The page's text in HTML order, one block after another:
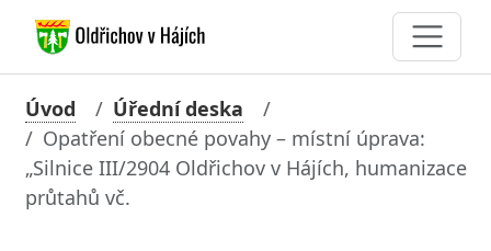
Úvod
Úřední deska
Opatření obecné povahy – místní úprava:
„Silnice III/2904 Oldřichov v Hájích, humanizace
průtahů vč.